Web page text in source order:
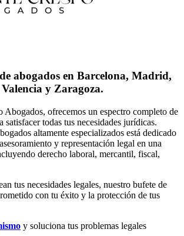
abogados en Barcelona, Madrid,
Valencia y Zaragoza.
Abogados, ofrecemos un espectro completo de
satisfacer todas tus necesidades jurídicas.
altamente especializados está dedicado
y representación legal en una
derecho laboral, mercantil, fiscal,
tus necesidades legales, nuestro bufete de
con tu éxito y la protección de tus
y soluciona tus problemas legales